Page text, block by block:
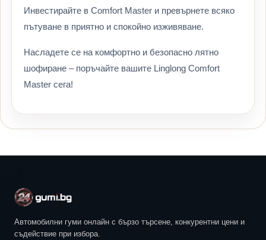
Инвестирайте в Comfort Master и превърнете всяко
пътуване в приятно и спокойно изживяване.
Насладете се на комфортно и безопасно лятно
шофиране – поръчайте вашите Linglong Comfort
Master сега!
Автомобилни гуми онлайн с бързо търсене, конкурентни цени и
съдействие при избора.